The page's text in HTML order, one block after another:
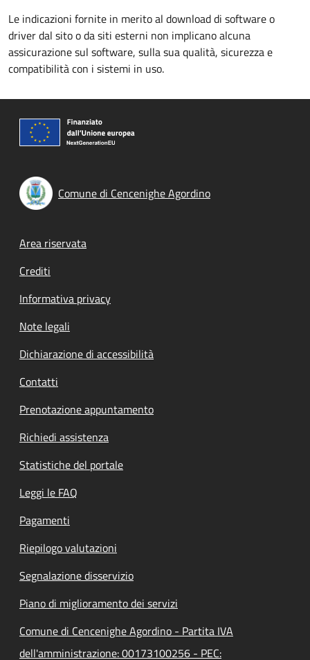
Le indicazioni fornite in merito al download di software o
driver dal sito o da siti esterni non implicano alcuna
assicurazione sul software, sulla sua qualità, sicurezza e
compatibilità con i sistemi in uso.
Comune di Cencenighe Agordino
Footer menu
Area riservata
Crediti
Informativa privacy
Note legali
Dichiarazione di accessibilità
Contatti
Prenotazione appuntamento
Richiedi assistenza
Statistiche del portale
Leggi le FAQ
Pagamenti
Riepilogo valutazioni
Segnalazione disservizio
Piano di miglioramento dei servizi
Comune di Cencenighe Agordino - Partita IVA
dell'amministrazione: 00173100256 - PEC: